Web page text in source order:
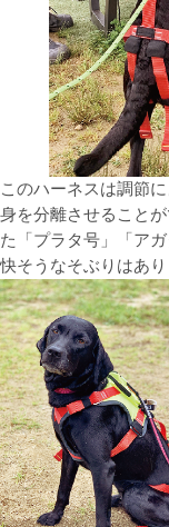
このハーネスは調節
⾝を分離させること
た「プラタ号」「ア
快そうなそぶりはあり